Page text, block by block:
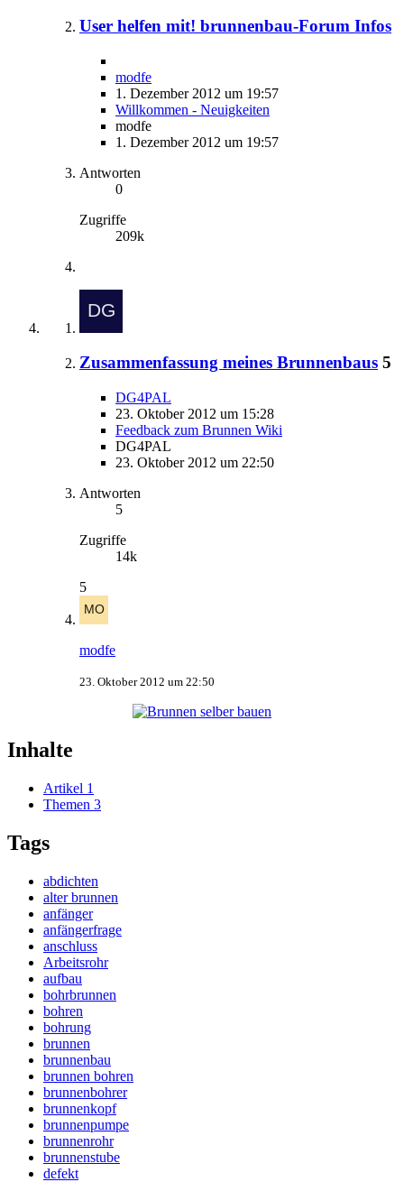
User helfen mit! brunnenbau-Forum Infos
modfe
1. Dezember 2012 um 19:57
Willkommen - Neuigkeiten
modfe
1. Dezember 2012 um 19:57
Antworten
0
Zugriffe
209k
Zusammenfassung meines Brunnenbaus 5
DG4PAL
23. Oktober 2012 um 15:28
Feedback zum Brunnen Wiki
DG4PAL
23. Oktober 2012 um 22:50
Antworten
5
Zugriffe
14k
5
modfe
23. Oktober 2012 um 22:50
Inhalte
Artikel 1
Themen 3
Tags
abdichten
alter brunnen
anfänger
anfängerfrage
anschluss
Arbeitsrohr
aufbau
bohrbrunnen
bohren
bohrung
brunnen
brunnenbau
brunnen bohren
brunnenbohrer
brunnenkopf
brunnenpumpe
brunnenrohr
brunnenstube
defekt